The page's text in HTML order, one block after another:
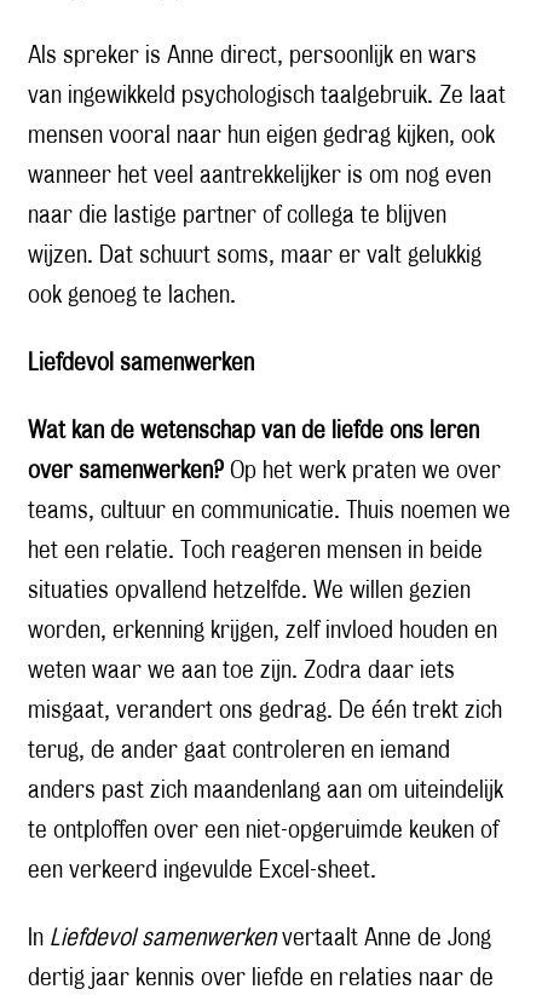
Als spreker is Anne direct, persoonlijk en wars
van ingewikkeld psychologisch taalgebruik. Ze laat
mensen vooral naar hun eigen gedrag kijken, ook
wanneer het veel aantrekkelijker is om nog even
naar die lastige partner of collega te blijven
wijzen. Dat schuurt soms, maar er valt gelukkig
ook genoeg te lachen.
Liefdevol samenwerken
Wat kan de wetenschap van de liefde ons leren
over samenwerken? Op het werk praten we over
teams, cultuur en communicatie. Thuis noemen we
het een relatie. Toch reageren mensen in beide
situaties opvallend hetzelfde. We willen gezien
worden, erkenning krijgen, zelf invloed houden en
weten waar we aan toe zijn. Zodra daar iets
misgaat, verandert ons gedrag. De één trekt zich
terug, de ander gaat controleren en iemand
anders past zich maandenlang aan om uiteindelijk
te ontploffen over een niet-opgeruimde keuken of
een verkeerd ingevulde Excel-sheet.
In Liefdevol samenwerkenvertaalt Anne de Jong
dertig jaar kennis over liefde en relaties naar de